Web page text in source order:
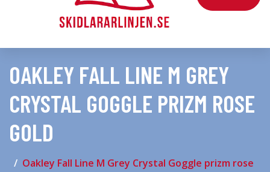
OAKLEY FALL LINE M GREY
CRYSTAL GOGGLE PRIZM ROSE
GOLD
Oakley Fall Line M Grey Crystal Goggle prizm rose